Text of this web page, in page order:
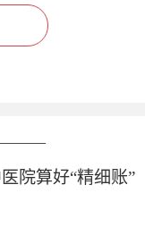
院算好“精细账”